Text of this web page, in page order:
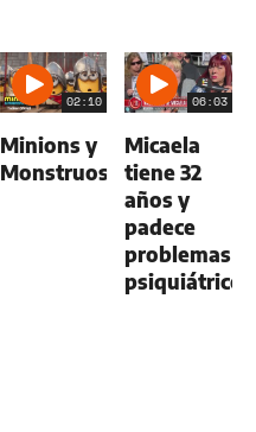
02:10
Minions y
Monstruos
06:03
Micaela
tiene 32
años y
padece
problemas
psiquiátricos